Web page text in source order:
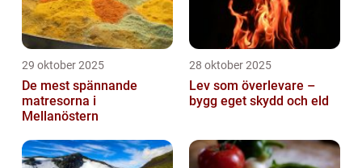
29 oktober 2025
De mest spännande
matresorna i
Mellanöstern
28 oktober 2025
Lev som överlevare –
bygg eget skydd och eld